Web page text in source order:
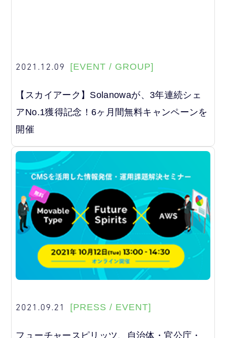
2021.12.09 [EVENT / GROUP]
【スカイアーク】Solanowaが、3年連続シェ
アNo.1獲得記念！6ヶ月間無料キャンペーンを
開催
2021.09.21 [PRESS / EVENT]
フューチャースピリッツ、自治体・官公庁・